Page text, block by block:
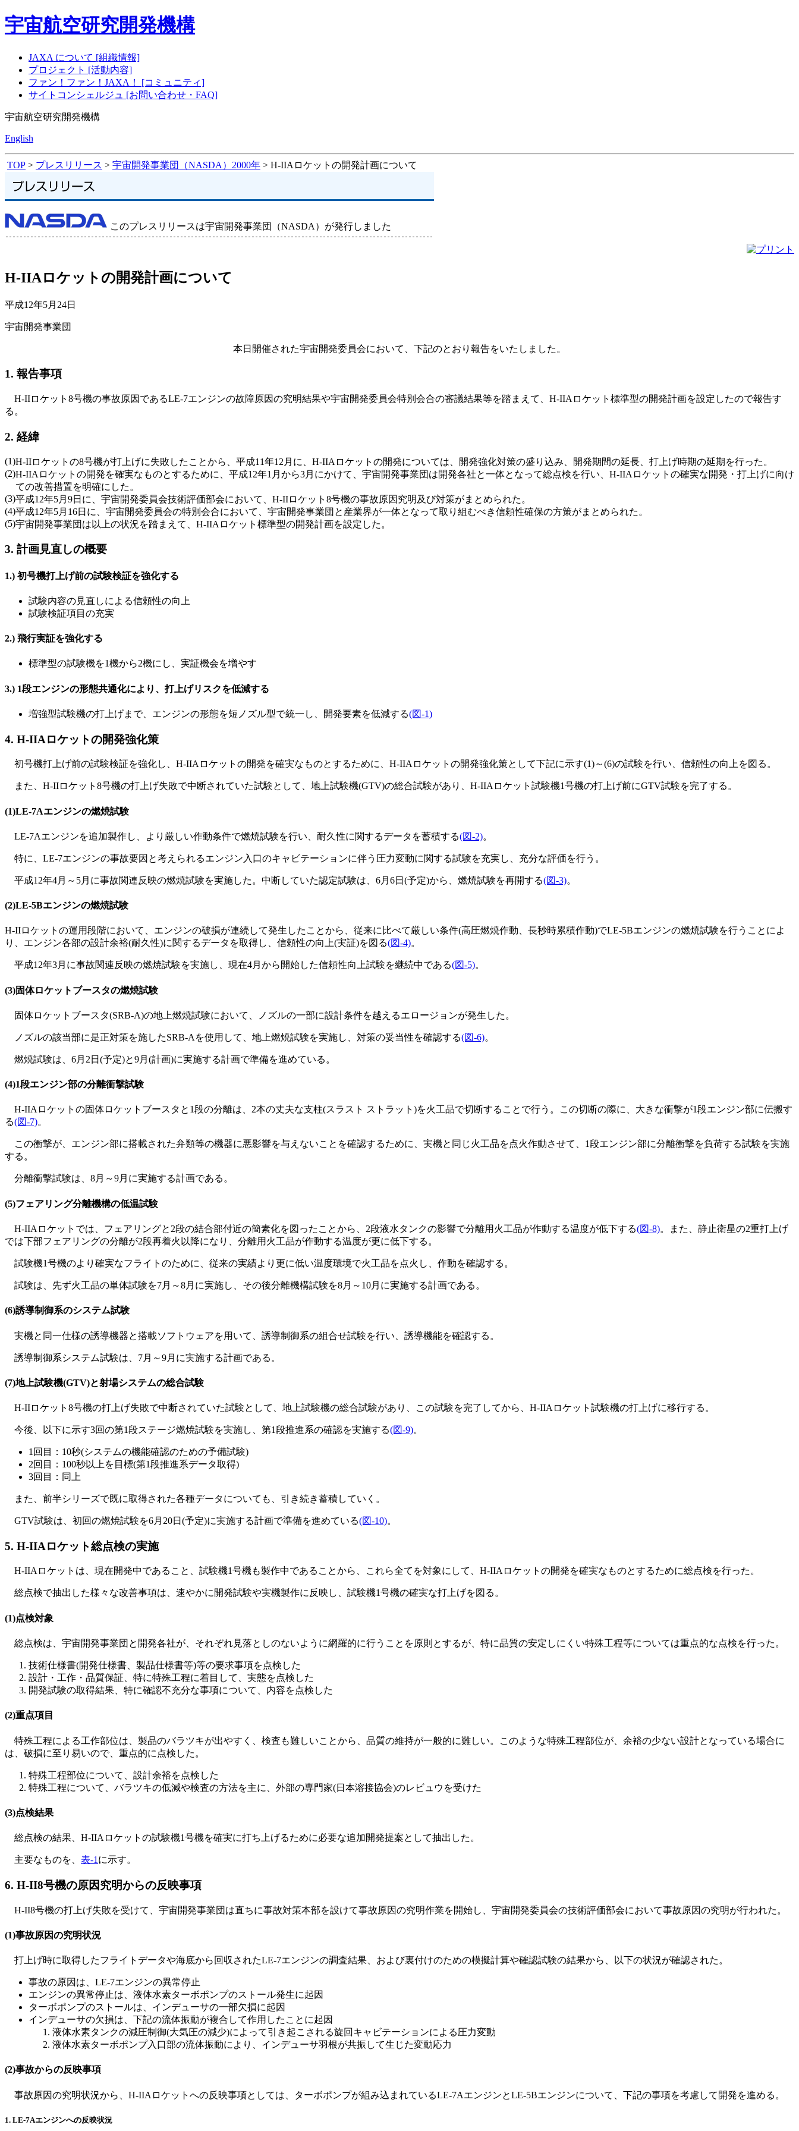
宇宙航空研究開発機構
JAXA について [組織情報]
プロジェクト [活動内容]
ファン！ファン！JAXA！ [コミュニティ]
サイトコンシェルジュ [お問い合わせ・FAQ]
宇宙航空研究開発機構
English
TOP > プレスリリース > 宇宙開発事業団（NASDA）2000年 > H-IIAロケットの開発計画について
このプレスリリースは宇宙開発事業団（NASDA）が発行しました
H-IIAロケットの開発計画について
平成12年5月24日
宇宙開発事業団
本日開催された宇宙開発委員会において、下記のとおり報告をいたしました。
1. 報告事項
H-IIロケット8号機の事故原因であるLE-7エンジンの故障原因の究明結果や宇宙開発委員会特別会合の審議結果等を踏まえて、H-IIAロケット標準型の開発計画を設定したので報告す
る。
2. 経緯
(1)H-IIロケットの8号機が打上げに失敗したことから、平成11年12月に、H-IIAロケットの開発については、開発強化対策の盛り込み、開発期間の延長、打上げ時期の延期を行った。
(2)H-IIAロケットの開発を確実なものとするために、平成12年1月から3月にかけて、宇宙開発事業団は開発各社と一体となって総点検を行い、H-IIAロケットの確実な開発・打上げに向け
ての改善措置を明確にした。
(3)平成12年5月9日に、宇宙開発委員会技術評価部会において、H-IIロケット8号機の事故原因究明及び対策がまとめられた。
(4)平成12年5月16日に、宇宙開発委員会の特別会合において、宇宙開発事業団と産業界が一体となって取り組むべき信頼性確保の方策がまとめられた。
(5)宇宙開発事業団は以上の状況を踏まえて、H-IIAロケット標準型の開発計画を設定した。
3. 計画見直しの概要
1.) 初号機打上げ前の試験検証を強化する
試験内容の見直しによる信頼性の向上
試験検証項目の充実
2.) 飛行実証を強化する
標準型の試験機を1機から2機にし、実証機会を増やす
3.) 1段エンジンの形態共通化により、打上げリスクを低減する
増強型試験機の打上げまで、エンジンの形態を短ノズル型で統一し、開発要素を低減する(図-1)
4. H-IIAロケットの開発強化策
初号機打上げ前の試験検証を強化し、H-IIAロケットの開発を確実なものとするために、H-IIAロケットの開発強化策として下記に示す(1)～(6)の試験を行い、信頼性の向上を図る。
また、H-IIロケット8号機の打上げ失敗で中断されていた試験として、地上試験機(GTV)の総合試験があり、H-IIAロケット試験機1号機の打上げ前にGTV試験を完了する。
(1)LE-7Aエンジンの燃焼試験
LE-7Aエンジンを追加製作し、より厳しい作動条件で燃焼試験を行い、耐久性に関するデータを蓄積する(図-2)。
特に、LE-7エンジンの事故要因と考えられるエンジン入口のキャビテーションに伴う圧力変動に関する試験を充実し、充分な評価を行う。
平成12年4月～5月に事故関連反映の燃焼試験を実施した。中断していた認定試験は、6月6日(予定)から、燃焼試験を再開する(図-3)。
(2)LE-5Bエンジンの燃焼試験
H-IIロケットの運用段階において、エンジンの破損が連続して発生したことから、従来に比べて厳しい条件(高圧燃焼作動、長秒時累積作動)でLE-5Bエンジンの燃焼試験を行うことによ
り、エンジン各部の設計余裕(耐久性)に関するデータを取得し、信頼性の向上(実証)を図る(図-4)。
平成12年3月に事故関連反映の燃焼試験を実施し、現在4月から開始した信頼性向上試験を継続中である(図-5)。
(3)固体ロケットブースタの燃焼試験
固体ロケットブースタ(SRB-A)の地上燃焼試験において、ノズルの一部に設計条件を越えるエロージョンが発生した。
ノズルの該当部に是正対策を施したSRB-Aを使用して、地上燃焼試験を実施し、対策の妥当性を確認する(図-6)。
燃焼試験は、6月2日(予定)と9月(計画)に実施する計画で準備を進めている。
(4)1段エンジン部の分離衝撃試験
H-IIAロケットの固体ロケットブースタと1段の分離は、2本の丈夫な支柱(スラスト ストラット)を火工品で切断することで行う。この切断の際に、大きな衝撃が1段エンジン部に伝搬す
る(図-7)。
この衝撃が、エンジン部に搭載された弁類等の機器に悪影響を与えないことを確認するために、実機と同じ火工品を点火作動させて、1段エンジン部に分離衝撃を負荷する試験を実施
する。
分離衝撃試験は、8月～9月に実施する計画である。
(5)フェアリング分離機構の低温試験
H-IIAロケットでは、フェアリングと2段の結合部付近の簡素化を図ったことから、2段液水タンクの影響で分離用火工品が作動する温度が低下する(図-8)。また、静止衛星の2重打上げ
では下部フェアリングの分離が2段再着火以降になり、分離用火工品が作動する温度が更に低下する。
試験機1号機のより確実なフライトのために、従来の実績より更に低い温度環境で火工品を点火し、作動を確認する。
試験は、先ず火工品の単体試験を7月～8月に実施し、その後分離機構試験を8月～10月に実施する計画である。
(6)誘導制御系のシステム試験
実機と同一仕様の誘導機器と搭載ソフトウェアを用いて、誘導制御系の組合せ試験を行い、誘導機能を確認する。
誘導制御系システム試験は、7月～9月に実施する計画である。
(7)地上試験機(GTV)と射場システムの総合試験
H-IIロケット8号機の打上げ失敗で中断されていた試験として、地上試験機の総合試験があり、この試験を完了してから、H-IIAロケット試験機の打上げに移行する。
今後、以下に示す3回の第1段ステージ燃焼試験を実施し、第1段推進系の確認を実施する(図-9)。
1回目：10秒(システムの機能確認のための予備試験)
2回目：100秒以上を目標(第1段推進系データ取得)
3回目：同上
また、前半シリーズで既に取得された各種データについても、引き続き蓄積していく。
GTV試験は、初回の燃焼試験を6月20日(予定)に実施する計画で準備を進めている(図-10)。
5. H-IIAロケット総点検の実施
H-IIAロケットは、現在開発中であること、試験機1号機も製作中であることから、これら全てを対象にして、H-IIAロケットの開発を確実なものとするために総点検を行った。
総点検で抽出した様々な改善事項は、速やかに開発試験や実機製作に反映し、試験機1号機の確実な打上げを図る。
(1)点検対象
総点検は、宇宙開発事業団と開発各社が、それぞれ見落としのないように網羅的に行うことを原則とするが、特に品質の安定しにくい特殊工程等については重点的な点検を行った。
技術仕様書(開発仕様書、製品仕様書等)等の要求事項を点検した
設計・工作・品質保証、特に特殊工程に着目して、実態を点検した
開発試験の取得結果、特に確認不充分な事項について、内容を点検した
(2)重点項目
特殊工程による工作部位は、製品のバラツキが出やすく、検査も難しいことから、品質の維持が一般的に難しい。このような特殊工程部位が、余裕の少ない設計となっている場合に
は、破損に至り易いので、重点的に点検した。
特殊工程部位について、設計余裕を点検した
特殊工程について、バラツキの低減や検査の方法を主に、外部の専門家(日本溶接協会)のレビュウを受けた
(3)点検結果
総点検の結果、H-IIAロケットの試験機1号機を確実に打ち上げるために必要な追加開発提案として抽出した。
主要なものを、 表-1 に示す。
6. H-II8号機の原因究明からの反映事項
H-II8号機の打上げ失敗を受けて、宇宙開発事業団は直ちに事故対策本部を設けて事故原因の究明作業を開始し、宇宙開発委員会の技術評価部会において事故原因の究明が行われた。
(1)事故原因の究明状況
打上げ時に取得したフライトデータや海底から回収されたLE-7エンジンの調査結果、および裏付けのための模擬計算や確認試験の結果から、以下の状況が確認された。
事故の原因は、LE-7エンジンの異常停止
エンジンの異常停止は、液体水素ターボポンプのストール発生に起因
ターボポンプのストールは、インデューサの一部欠損に起因
インデューサの欠損は、下記の流体振動が複合して作用したことに起因
液体水素タンクの減圧制御(大気圧の減少)によって引き起こされる旋回キャビテーションによる圧力変動
液体水素ターボポンプ入口部の流体振動により、インデューサ羽根が共振して生じた変動応力
(2)事故からの反映事項
事故原因の究明状況から、H-IIAロケットへの反映事項としては、ターボポンプが組み込まれているLE-7AエンジンとLE-5Bエンジンについて、下記の事項を考慮して開発を進める。
1. LE-7Aエンジンへの反映状況